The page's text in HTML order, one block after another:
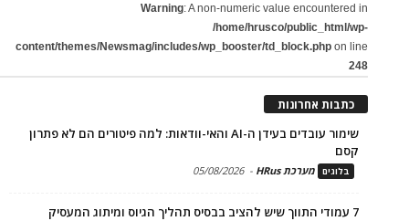
Warning: A non-numeric value encountered in
/home/hrusco/public_html/wp-
content/themes/Newsmag/includes/wp_booster/td_block.php on line
248
כתבות אחרונות
שימור עובדים בעידן ה-AI והאי-וודאות: למה פיטורים הם לא פתרון
קסם
בלוגים מערכת HRus -
05/08/2026
7 עמודי התווך שיש להציב בבסיס תהליך הגיוס ומיתוג המעסיק